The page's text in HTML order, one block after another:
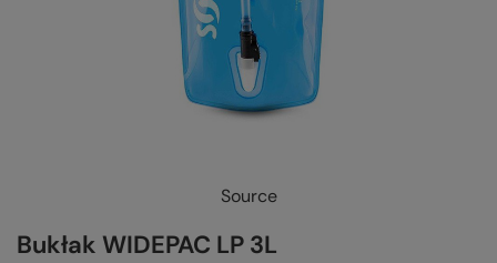
Source
Bukłak WIDEPAC LP 3L